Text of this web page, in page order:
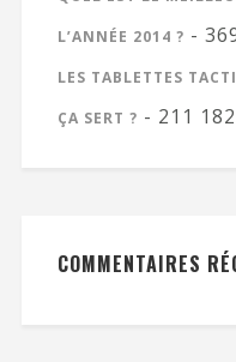
L’ANNÉE 2014 ? -
LES TABLETTES
ÇA SERT ? - 211
COMMENTAIRES